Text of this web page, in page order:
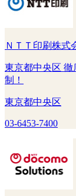
ＮＴＴ印刷株式
東京都中央区
制！
東京都中央区
03-6453-7400